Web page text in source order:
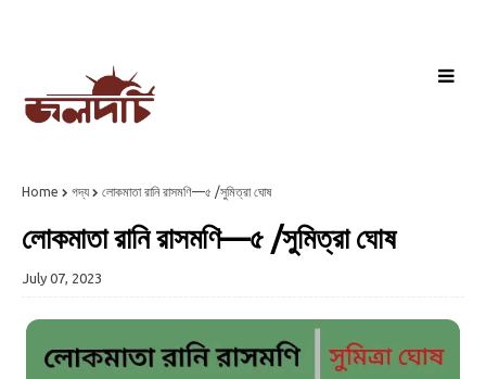
Home গদ্য লোকমাতা রানি রাসমণি—৫ /সুমিত্রা ঘোষ
লোকমাতা রানি রাসমণি—৫ /সুমিত্রা ঘোষ
July 07, 2023